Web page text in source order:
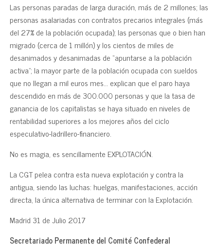
Las personas paradas de larga duración, más de 2 millones; las
personas asalariadas con contratos precarios integrales (más
del 27% de la población ocupada); las personas que o bien han
migrado (cerca de 1 millón) y los cientos de miles de
desanimados y desanimadas de “apuntarse a la población
activa”; la mayor parte de la población ocupada con sueldos
que no llegan a mil euros mes… explican que el paro haya
descendido en más de 300.000 personas y que la tasa de
ganancia de los capitalistas se haya situado en niveles de
rentabilidad superiores a los mejores años del ciclo
especulativo-ladrillero-financiero.
No es magia, es sencillamente EXPLOTACIÓN.
La CGT pelea contra esta nueva explotación y contra la
antigua, siendo las luchas: huelgas, manifestaciones, acción
directa, la única alternativa de terminar con la Explotación.
Madrid 31 de Julio 2017
Secretariado Permanente del Comité Confederal